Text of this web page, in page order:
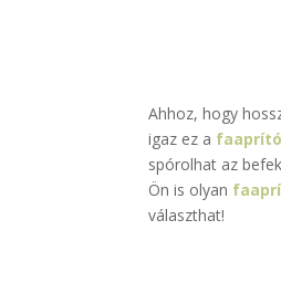
Ahhoz, hogy
igaz ez a
spórolhat az
Ön is olyan
választhat!